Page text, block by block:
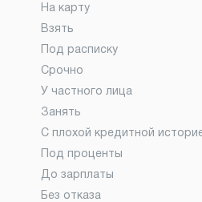
На карту
Взять
Под расписку
Срочно
У частного лица
Занять
С плохой кредитной
Под проценты
До зарплаты
Без отказа